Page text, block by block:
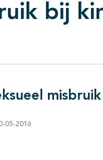
bij
05-2016